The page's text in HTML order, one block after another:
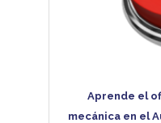
Aprende el
mecánica en el